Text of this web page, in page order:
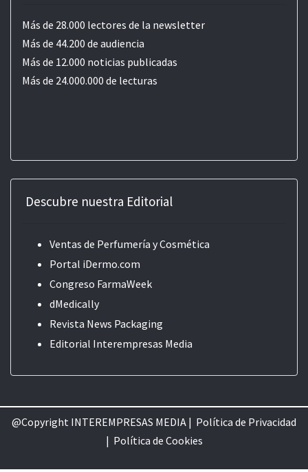
Más de 28.000 lectores de la newsletter
Más de 44.200 de audiencia
Más de 12.000 noticias publicadas
Más de 24.000.000 de lecturas
Descubre nuestra Editorial
Ventas de Perfumería y Cosmética
Portal iDermo.com
Congreso FarmaWeek
dMedically
Revista News Packaging
Editorial Interempresas Media
@Copyright INTEREMPRESAS MEDIA | Política de Privacidad
| Política de Cookies